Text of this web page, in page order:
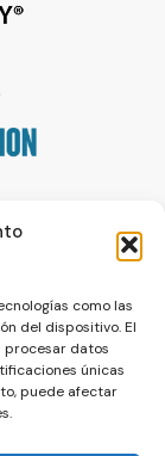
como las
del dispositivo. El
procesar datos
únicas
puede afectar